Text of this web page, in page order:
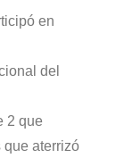
en
del
2 que
que aterrizó